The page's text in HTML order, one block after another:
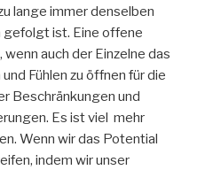
lange immer denselben
gefolgt ist. Eine offene
auch der Einzelne das
Fühlen zu öffnen für die
Beschränkungen und
Es ist viel mehr
Wenn wir das Potential
indem wir unser